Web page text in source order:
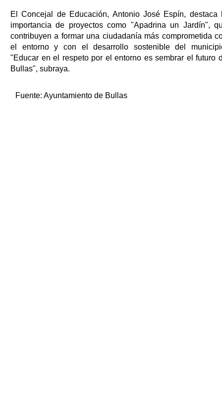
El Concejal de Educación, Antonio José Espín, destaca
importancia de proyectos como "Apadrina un Jardín",
contribuyen a formar una ciudadanía más comprometida
el entorno y con el desarrollo sostenible del
"Educar en el respeto por el entorno es sembrar el futuro
Bullas", subraya.
Fuente: Ayuntamiento de Bullas